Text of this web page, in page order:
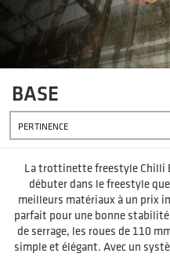
BASE
PERTINENCE
La trottinette freestyle Chilli
débuter dans le freestyle
meilleurs matériaux à un prix
parfait pour une bonne
de serrage, les roues de 110
simple et élégant. Avec un